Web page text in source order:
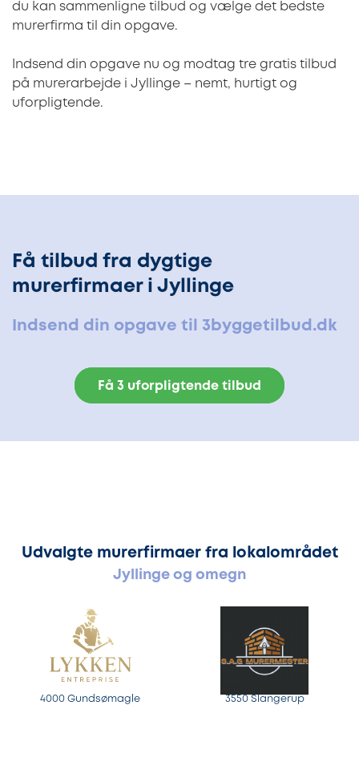
du kan sammenligne tilbud og vælge det bedste
murerfirma til din opgave.
Indsend din opgave nu og modtag tre gratis tilbud
på murerarbejde i Jyllinge – nemt, hurtigt og
uforpligtende.
Få tilbud fra dygtige
murerfirmaer i Jyllinge
Indsend din opgave til 3byggetilbud.dk
Få 3 uforpligtende tilbud
Udvalgte murerfirmaer fra lokalområdet
Jyllinge og omegn
4000 Gundsømagle 3550 Slangerup